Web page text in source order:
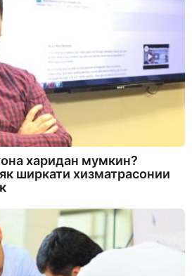
харидан мумкин?
ширкати хизматрасонии